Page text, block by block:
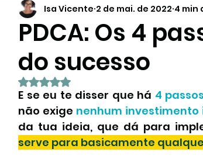
Ferramentas Pessoas
Pessoal e Profissional Resumos
Case Study Artigo
Chicoaching
PDCA: Os 4
do sucesso
Isa Vicente 2 de mai. de 2022 4 min
Avaliado com NaN de 5 estrelas.
E se eu te disser que há 4
não exige nenhum investimento
serve para basicamente